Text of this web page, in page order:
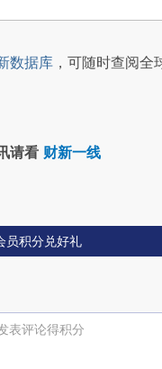
数据库 ，可随时查阅全
请看 财新一线
员积分兑好礼
表评论得积分